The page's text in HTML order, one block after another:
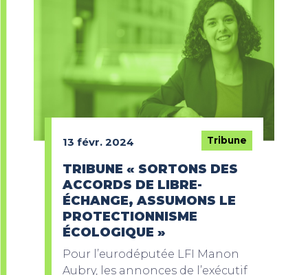
13 févr. 2024 Tribune
TRIBUNE « SORTONS DES
ACCORDS DE LIBRE-
ÉCHANGE, ASSUMONS LE
PROTECTIONNISME
ÉCOLOGIQUE »
Pour l’eurodéputée LFI Manon
Aubry, les annonces de l’exécutif